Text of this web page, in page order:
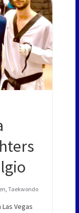
, Taekwondo
Vegas